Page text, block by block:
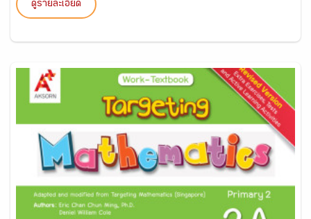
ดูรายละเอียด